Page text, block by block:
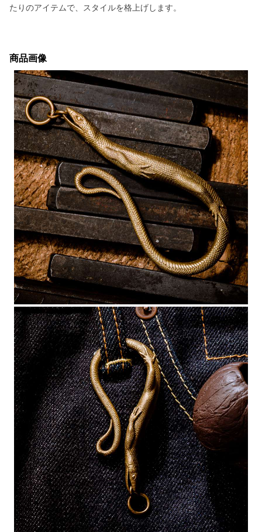
たりのアイテムで、スタイルを格上げします。
商品画像